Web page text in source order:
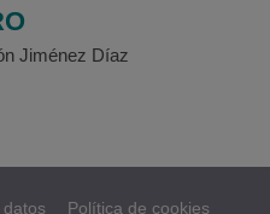
Jiménez Díaz
Política de cookies